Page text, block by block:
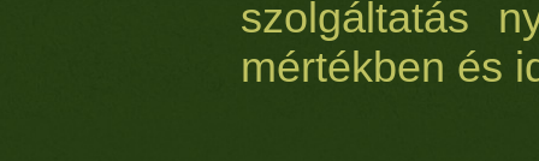
szolgáltatás
mértékben és